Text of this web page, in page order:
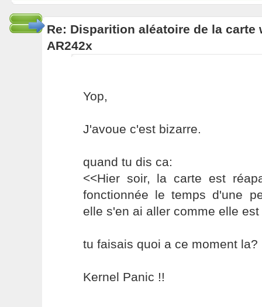
Re: Disparition aléatoire de la carte
AR242x
Yop,
J'avoue c'est bizarre.
quand tu dis ca:
<<Hier soir, la carte est
fonctionnée le temps d'une
elle s'en ai aller comme elle
tu faisais quoi a ce moment la?
Kernel Panic !!